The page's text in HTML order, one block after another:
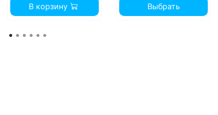
В корзину Выбрать